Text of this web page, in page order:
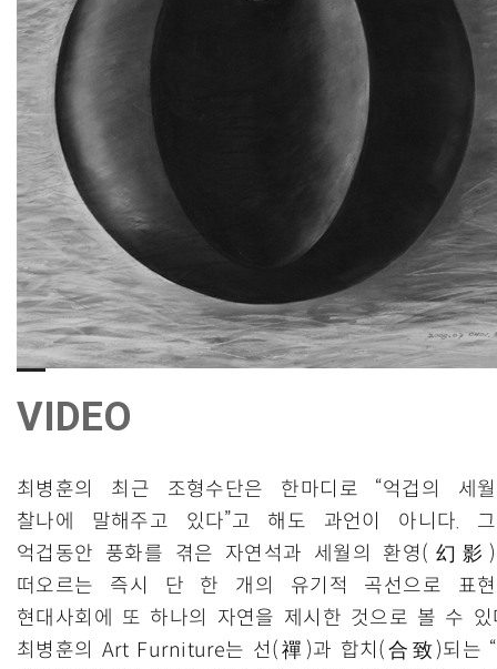
VIDEO
최병훈의 최근 조형수단은 한마디로 “억겁의 세
찰나에 말해주고 있다”고 해도 과언이 아니다.
억겁동안 풍화를 겪은 자연석과 세월의 환영(幻影
떠오르는 즉시 단 한 개의 유기적 곡선으로 표
현대사회에 또 하나의 자연을 제시한 것으로 볼 수 있
최병훈의 Art Furniture는 선(禪)과 합치(合致)되는